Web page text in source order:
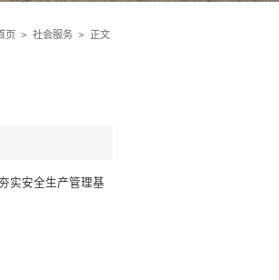
页 > 社会服务 > 正文
实安全生产管理基